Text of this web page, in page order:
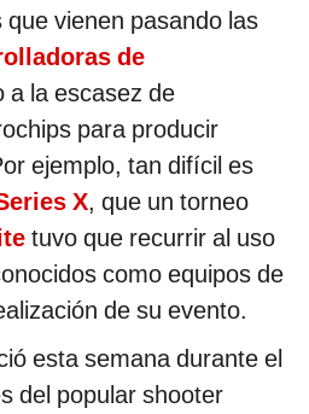
vienen pasando las
de
a la escasez de
para producir
ejemplo, tan difícil es
X, que un torneo
tuvo que recurrir al uso
como equipos de
de su evento.
esta semana durante el
del popular shooter